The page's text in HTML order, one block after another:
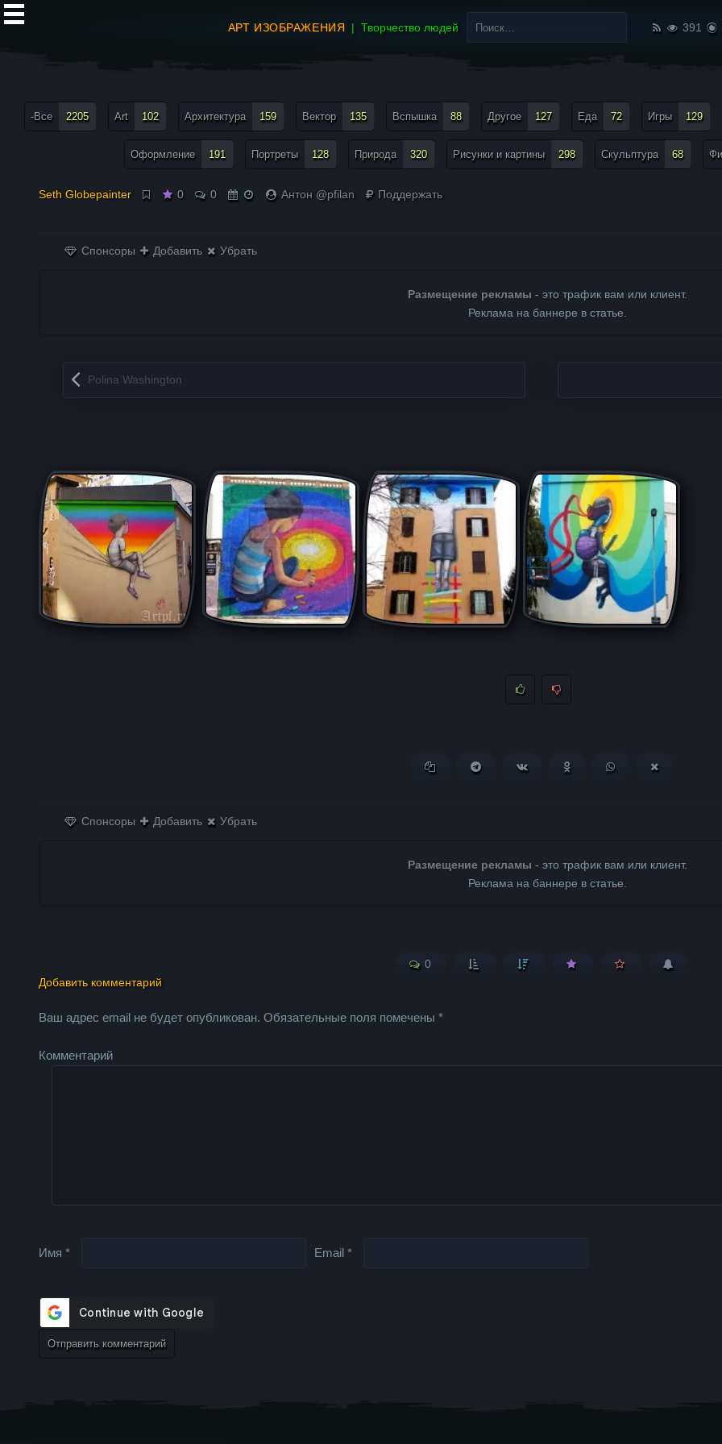
АРТ ИЗОБРАЖЕНИЯ Творчество людей
Найти:
391
-Все 2205 Art 102 Архитектура 159 Вектор 135 Вспышка 88 Другое 127 Еда 72 Игры 129
Оформление 191 Портреты 128 Природа 320 Рисунки и картины 298 Скульптура 68
Seth Globepainter 0 0 Антон @pfilan Поддержать
Спонсоры Добавить Убрать
Размещение рекламы - это трафик вам или клиент.
Реклама на баннере в статье.
Запись навигация
Polina Washington
Копировать ссылкуПоделиться в Telegram
Поделиться ВКонтакте
Поделиться вПоделиться в
Спонсоры Добавить Убрать
Размещение рекламы - это трафик вам или клиент.
Реклама на баннере в статье.
0
Добавить комментарий
Ваш адрес email не будет опубликован. Обязательные поля помечены*
Комментарий
Имя* Email*